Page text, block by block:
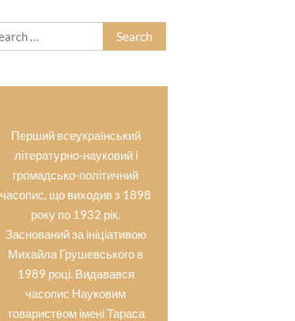
Search
for:
Перший всеукраїнський
літературно-науковий і
громадсько-політичний
часопис, що виходив з 1898
року по 1932 рік.
Заснований за ініціативою
Михайла Грушевського в
1989 році. Видавався
часопис Науковим
товариством імені Тараса